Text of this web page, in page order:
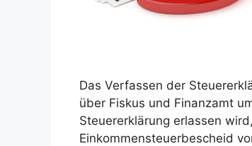
Das Verfassen der
über Fiskus und Finanzamt
Steuererklärung erlassen
Einkommensteuerbescheid